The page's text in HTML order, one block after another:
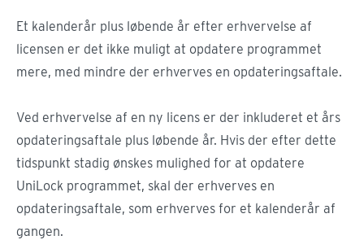
Et kalenderår plus løbende år efter erhvervelse af
licensen er det ikke muligt at opdatere programmet
mere, med mindre der erhverves en opdateringsaftale.
Ved erhvervelse af en ny licens er der inkluderet et års
opdateringsaftale plus løbende år. Hvis der efter dette
tidspunkt stadig ønskes mulighed for at opdatere
UniLock programmet, skal der erhverves en
opdateringsaftale, som erhverves for et kalenderår af
gangen.